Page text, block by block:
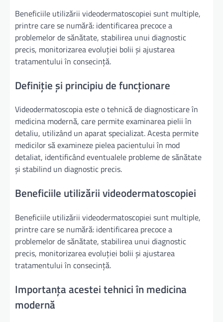
Beneficiile utilizării videodermatoscopiei sunt multiple,
printre care se numără: identificarea precoce a
problemelor de sănătate, stabilirea unui diagnostic
precis, monitorizarea evoluției bolii și ajustarea
tratamentului în consecință.
Definiție și principiu de funcționare
Videodermatoscopia este o tehnică de diagnosticare în
medicina modernă, care permite examinarea pielii în
detaliu, utilizând un aparat specializat. Acesta permite
medicilor să examineze pielea pacientului în mod
detaliat, identificând eventualele probleme de sănătate
și stabilind un diagnostic precis.
Beneficiile utilizării videodermatoscopiei
Beneficiile utilizării videodermatoscopiei sunt multiple,
printre care se numără: identificarea precoce a
problemelor de sănătate, stabilirea unui diagnostic
precis, monitorizarea evoluției bolii și ajustarea
tratamentului în consecință.
Importanța acestei tehnici în medicina
modernă